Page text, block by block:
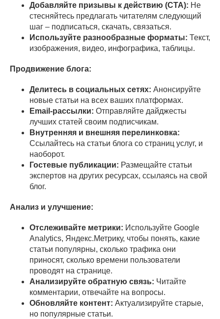
Добавляйте призывы к действию (CTA): Не
стесняйтесь предлагать читателям следующий
шаг – подписаться, скачать, связаться.
Используйте разнообразные форматы: Текст,
изображения, видео, инфографика, таблицы.
Продвижение блога:
Делитесь в социальных сетях: Анонсируйте
новые статьи на всех ваших платформах.
Email-рассылки: Отправляйте дайджесты
лучших статей своим подписчикам.
Внутренняя и внешняя перелинковка:
Ссылайтесь на статьи блога со страниц услуг, и
наоборот.
Гостевые публикации: Размещайте статьи
экспертов на других ресурсах, ссылаясь на свой
блог.
Анализ и улучшение:
Отслеживайте метрики: Используйте Google
Analytics, Яндекс.Метрику, чтобы понять, какие
статьи популярны, сколько трафика они
приносят, сколько времени пользователи
проводят на странице.
Анализируйте обратную связь: Читайте
комментарии, отвечайте на вопросы.
Обновляйте контент: Актуализируйте старые,
но популярные статьи.